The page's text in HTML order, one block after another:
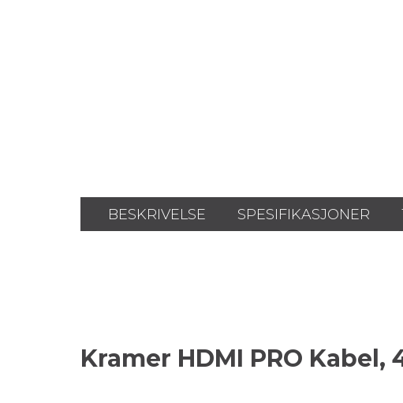
BESKRIVELSE SPESIFIKASJONER
Kramer HDMI PRO